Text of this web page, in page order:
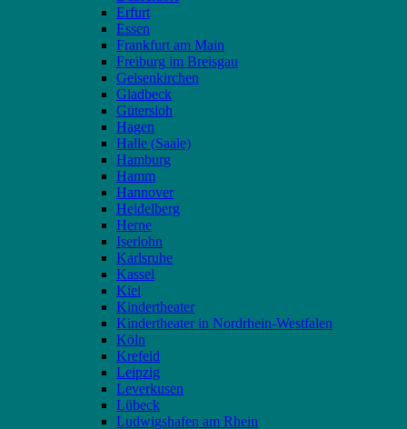
Erfurt
Essen
Frankfurt am Main
Freiburg im Breisgau
Gelsenkirchen
Gladbeck
Gütersloh
Hagen
Halle (Saale)
Hamburg
Hamm
Hannover
Heidelberg
Herne
Iserlohn
Karlsruhe
Kassel
Kiel
Kindertheater
Kindertheater in Nordrhein-Westfalen
Köln
Krefeld
Leipzig
Leverkusen
Lübeck
Ludwigshafen am Rhein